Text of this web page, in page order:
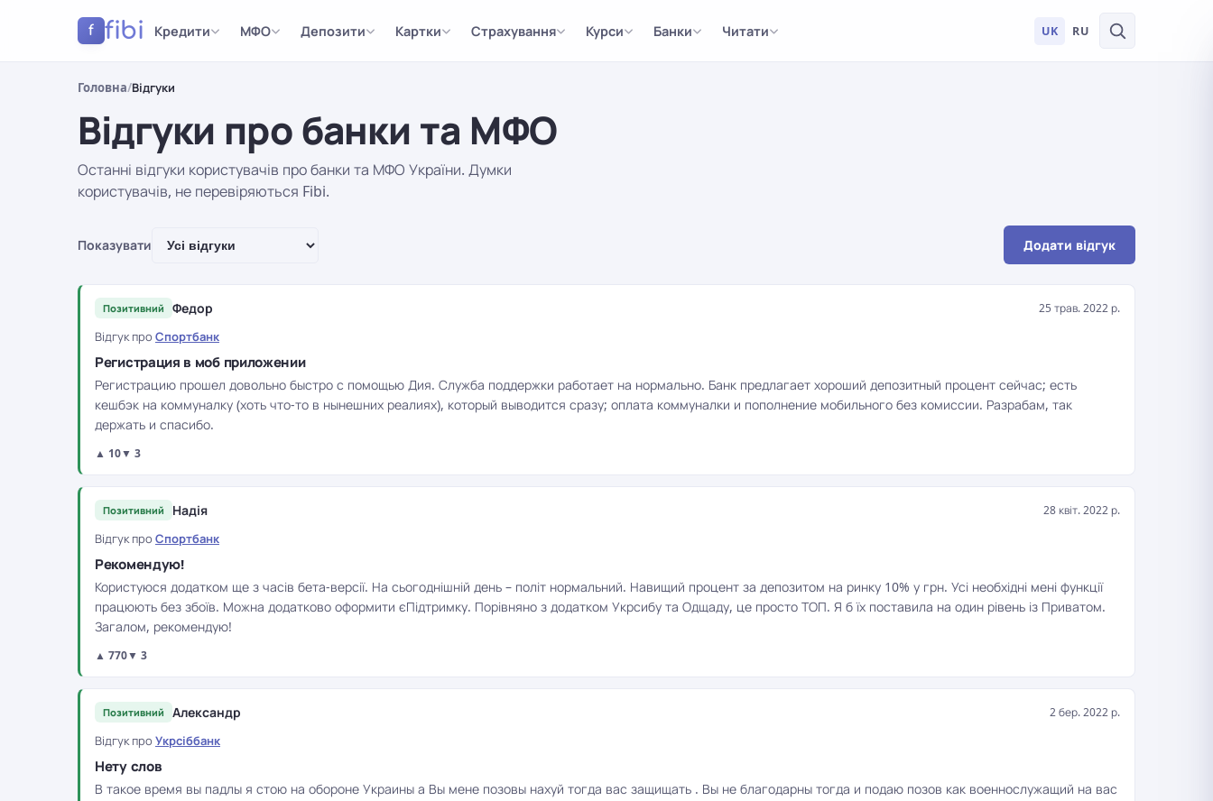
f fibi Кредити МФО Депозити Картки Страхування Курси Банки Читати UK RU
Головна/Відгуки
Відгуки про банки та МФО
Останні відгуки користувачів про банки та МФО України. Думки
користувачів, не перевіряються Fibi.
Результати
Показувати Додати відгук
Позитивний Федор 25 трав. 2022 р.
Відгук проСпортбанк
Регистрация в моб приложении
Регистрацию прошел довольно быстро с помощью Дия. Служба поддержки работает на нормально. Банк предлагает хороший депозитный процент сейчас; есть
кешбэк на коммуналку (хоть что-то в нынешних реалиях), который выводится сразу; оплата коммуналки и пополнение мобильного без комиссии. Разрабам, так
держать и спасибо.
▲ 10▼ 3
Позитивний Надія 28 квіт. 2022 р.
Відгук проСпортбанк
Рекомендую!
Користуюся додатком ще з часів бета-версії. На сьогоднішній день – політ нормальний. Навищий процент за депозитом на ринку 10% у грн. Усі необхідні мені функції
працюють без збоїв. Можна додатково оформити єПідтримку. Порівняно з додатком Укрсибу та Одщаду, це просто ТОП. Я б їх поставила на один рівень із Приватом.
Загалом, рекомендую!
▲ 770▼ 3
Позитивний Александр 2 бер. 2022 р.
Відгук проУкрсіббанк
Нету слов
В такое время вы падлы я стою на обороне Украины а Вы мене позовы нахуй тогда вас защищать . Вы не благодарны тогда и подаю позов как военнослужащий на вас